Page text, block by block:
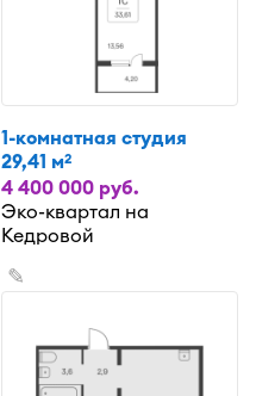
1-комнатная студия
29,41 м2
4 400 000 руб.
Эко-квартал на
Кедровой
✎